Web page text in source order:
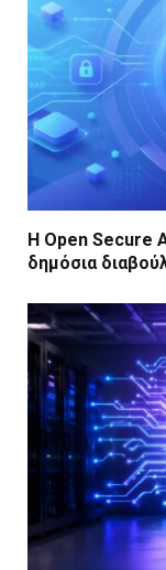
Η Open Secure
δημόσια